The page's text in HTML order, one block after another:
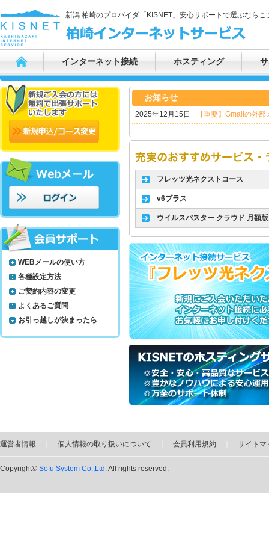
新潟 柏崎のプロバイダ「KISNET」安心サポートで選ぶならこ
インターネット接続 ホスティング
お知らせ
2025年12月15日 【重要】Gmailの外
フレッツ光ネクストコース
v6プラス
ウイルスバスター クラウド 月額版
WEBメールの使い方
各種設定方法
ご契約内容の変更
よくあるご質問
お引っ越しが決まったら
運営者情報 個人情報の取り扱いについて 会員利用規約 サイトマ
Copyright© Sofu System Co.,Ltd.All rights reserved.